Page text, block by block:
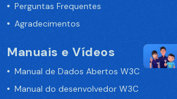
Perguntas Frequentes
Agradecimentos
Manuais e Vídeos
Manual de Dados Abertos W3C
Manual do desenvolvedor W3C